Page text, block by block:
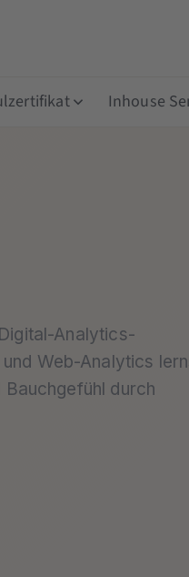
Inhouse
Analytics-
Web-Analytics
durch